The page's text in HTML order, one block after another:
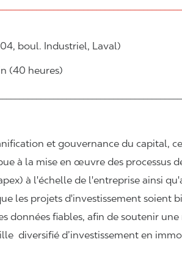
boul. Industriel, Laval)
(40 heures)
et gouvernance du capital,
à la mise en œuvre des processus
à l'échelle de l'entreprise ainsi
les projets d'investissement soient
données fiables, afin de soutenir
diversifié d’investissement en